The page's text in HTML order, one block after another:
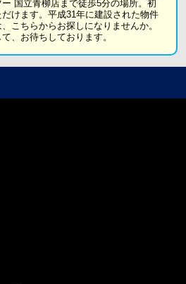
国立青柳店まで徒歩5分の場所。初
けます。平成31年に建設された物件
こちらからお探しになりませんか。
、お待ちしております。